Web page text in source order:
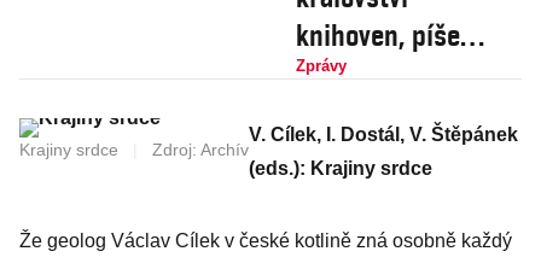
knihoven, píše
prestižní New York
Zprávy
Krajiny srdce Zdroj: Archív
V. Cílek, I. Dostál, V. Štěpánek
(eds.): Krajiny srdce
Že geolog Václav Cílek v české kotlině zná osobně každý